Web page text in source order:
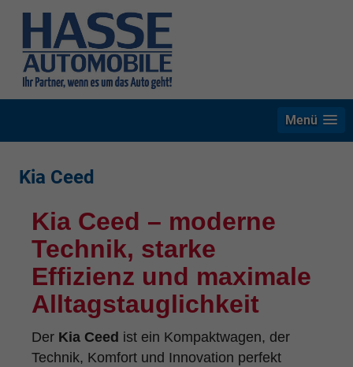
Menü
Kia Ceed
Kia Ceed – moderne
Technik, starke
Effizienz und maximale
Alltagstauglichkeit
Der Kia Ceed ist ein Kompaktwagen, der
Technik, Komfort und Innovation perfekt